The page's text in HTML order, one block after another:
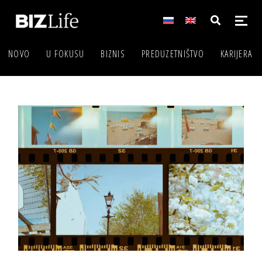
NOVO U FOKUSU BIZNIS PREDUZETNIŠTVO KARIJERA